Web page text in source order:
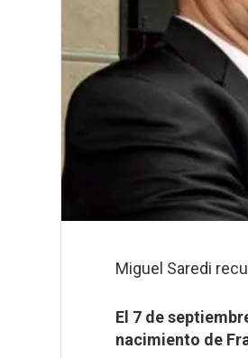
Miguel Saredi
El 7 de
nacimiento de